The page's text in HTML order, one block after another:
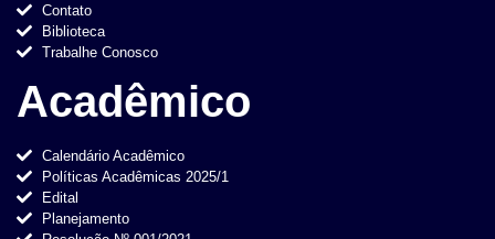
Contato
Biblioteca
Trabalhe Conosco
Acadêmico
Calendário Acadêmico
Políticas Acadêmicas 2025/1
Edital
Planejamento